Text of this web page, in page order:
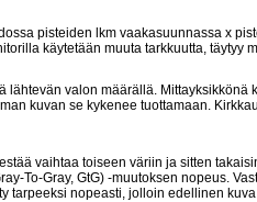
pisteiden lkm vaakasuunnassa x
käytetään muuta tarkkuutta, täytyy
lähtevän valon määrällä.
kuvan se kykenee tuottamaan.
vaihtaa toiseen väriin ja sitten
To-Gray, GtG) -muutoksen nopeus.
tarpeeksi nopeasti, jolloin edellinen